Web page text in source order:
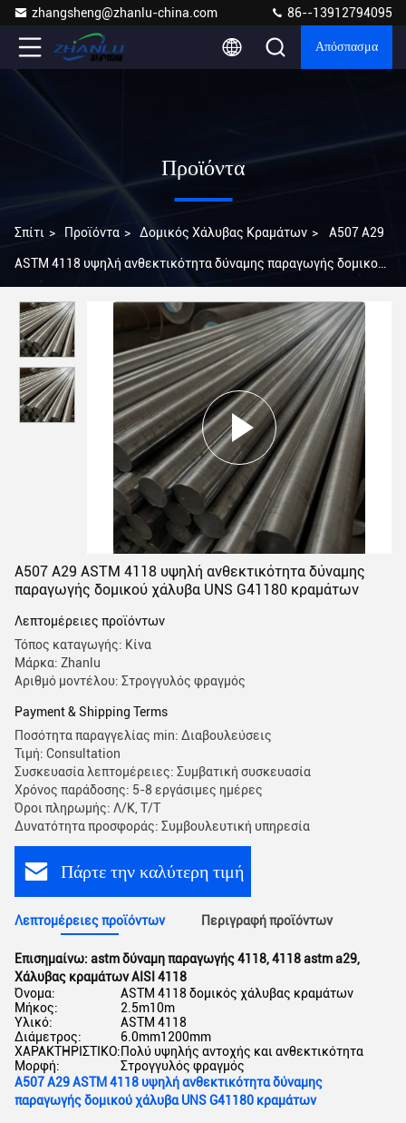
zhangsheng@zhanlu-china.com 86--13912794095
Απόσπασμα
Προϊόντα
Σπίτι > Προϊόντα > Δομικός Χάλυβας Κραμάτων > A507 A29
ASTM 4118 υψηλή ανθεκτικότητα δύναμης παραγωγής δομικού
A507 A29 ASTM 4118 υψηλή ανθεκτικότητα δύναμης
παραγωγής δομικού χάλυβα UNS G41180 κραμάτων
Λεπτομέρειες προϊόντων
Τόπος καταγωγής: Κίνα
Μάρκα: Zhanlu
Αριθμό μοντέλου: Στρογγυλός φραγμός
Payment & Shipping Terms
Ποσότητα παραγγελίας min: Διαβουλεύσεις
Τιμή: Consultation
Συσκευασία λεπτομέρειες: Συμβατική συσκευασία
Χρόνος παράδοσης: 5-8 εργάσιμες ημέρες
Όροι πληρωμής: Λ/Κ, Τ/Τ
Δυνατότητα προσφοράς: Συμβουλευτική υπηρεσία
Πάρτε την καλύτερη τιμή
Λεπτομέρειες προϊόντων Περιγραφή προϊόντων
Επισημαίνω: astm δύναμη παραγωγής 4118,4118 astm a29,
Χάλυβας κραμάτων AISI 4118
Όνομα:
ASTM 4118 δομικός χάλυβας κραμάτων
Μήκος:
2.5m10m
Υλικό:
ASTM 4118
Διάμετρος:
6.0mm1200mm
ΧΑΡΑΚΤΗΡΙΣΤΙΚΟ:Πολύ υψηλής αντοχής και ανθεκτικότητα
Μορφή:
Στρογγυλός φραγμός
A507 A29 ASTM 4118 υψηλή ανθεκτικότητα δύναμης
παραγωγής δομικού χάλυβα UNS G41180 κραμάτων